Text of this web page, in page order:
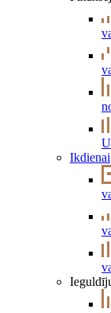
Ikdienai